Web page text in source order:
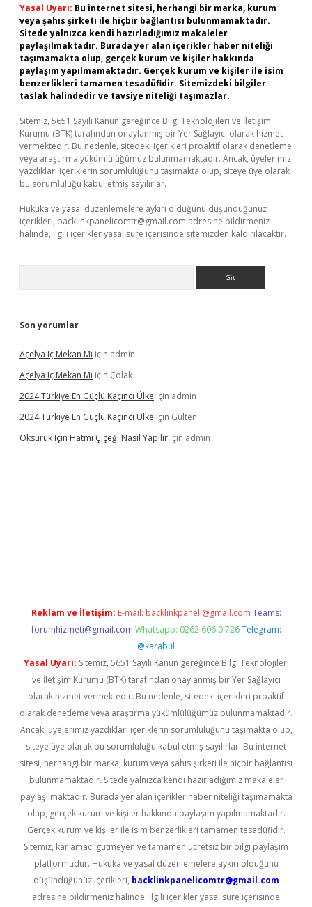
Yasal Uyarı: Bu internet sitesi, herhangi bir marka, kurum
veya şahıs şirketi ile hiçbir bağlantısı bulunmamaktadır.
Sitede yalnızca kendi hazırladığımız makaleler
paylaşılmaktadır. Burada yer alan içerikler haber niteliği
taşımamakta olup, gerçek kurum ve kişiler hakkında
paylaşım yapılmamaktadır. Gerçek kurum ve kişiler ile isim
benzerlikleri tamamen tesadüfidir. Sitemizdeki bilgiler
taslak halindedir ve tavsiye niteliği taşımazlar.
Sitemiz, 5651 Sayılı Kanun gereğince Bilgi Teknolojileri ve İletişim
Kurumu (BTK) tarafından onaylanmış bir Yer Sağlayıcı olarak hizmet
vermektedir. Bu nedenle, sitedeki içerikleri proaktif olarak denetleme
veya araştırma yükümlülüğümüz bulunmamaktadır. Ancak, üyelerimiz
yazdıkları içeriklerin sorumluluğunu taşımakta olup, siteye üye olarak
bu sorumluluğu kabul etmiş sayılırlar.
Hukuka ve yasal düzenlemelere aykırı olduğunu düşündüğünüz
içerikleri, backlinkpanelicomtr@gmail.com adresine bildirmeniz
halinde, ilgili içerikler yasal süre içerisinde sitemizden kaldırılacaktır.
Son yorumlar
Açelya Iç Mekan Mı için admin
Açelya Iç Mekan Mı için Çolak
2024 Türkiye En Güçlü Kaçıncı Ülke için admin
2024 Türkiye En Güçlü Kaçıncı Ülke için Gülten
Öksürük Için Hatmi Çiçeği Nasıl Yapılır için admin
Reklam ve İletişim: E-mail: backlinkpaneli@gmail.com Teams:
forumhizmeti@gmail.com Whatsapp: 0262 606 0 726 Telegram:
@karabul
Yasal Uyarı: Sitemiz, 5651 Sayılı Kanun gereğince Bilgi Teknolojileri
ve İletişim Kurumu (BTK) tarafından onaylanmış bir Yer Sağlayıcı
olarak hizmet vermektedir. Bu nedenle, sitedeki içerikleri proaktif
olarak denetleme veya araştırma yükümlülüğümüz bulunmamaktadır.
Ancak, üyelerimiz yazdıkları içeriklerin sorumluluğunu taşımakta olup,
siteye üye olarak bu sorumluluğu kabul etmiş sayılırlar. Bu internet
sitesi, herhangi bir marka, kurum veya şahıs şirketi ile hiçbir bağlantısı
bulunmamaktadır. Sitede yalnızca kendi hazırladığımız makaleler
paylaşılmaktadır. Burada yer alan içerikler haber niteliği taşımamakta
olup, gerçek kurum ve kişiler hakkında paylaşım yapılmamaktadır.
Gerçek kurum ve kişiler ile isim benzerlikleri tamamen tesadüfidir.
Sitemiz, kar amacı gütmeyen ve tamamen ücretsiz bir bilgi paylaşım
platformudur. Hukuka ve yasal düzenlemelere aykırı olduğunu
düşündüğünüz içerikleri, backlinkpanelicomtr@gmail.com
adresine bildirmeniz halinde, ilgili içerikler yasal süre içerisinde